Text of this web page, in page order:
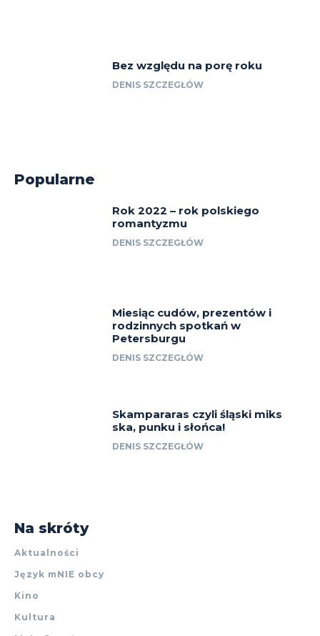
Bez względu na porę roku
DENIS SZCZEGŁÓW
Popularne
Rok 2022 – rok polskiego
romantyzmu
DENIS SZCZEGŁÓW
Miesiąc cudów, prezentów i
rodzinnych spotkań w
Petersburgu
DENIS SZCZEGŁÓW
Skampararas czyli śląski miks
ska, punku i słońca!
DENIS SZCZEGŁÓW
Na skróty
Aktualności
Język mNIE obcy
Kino
Kultura